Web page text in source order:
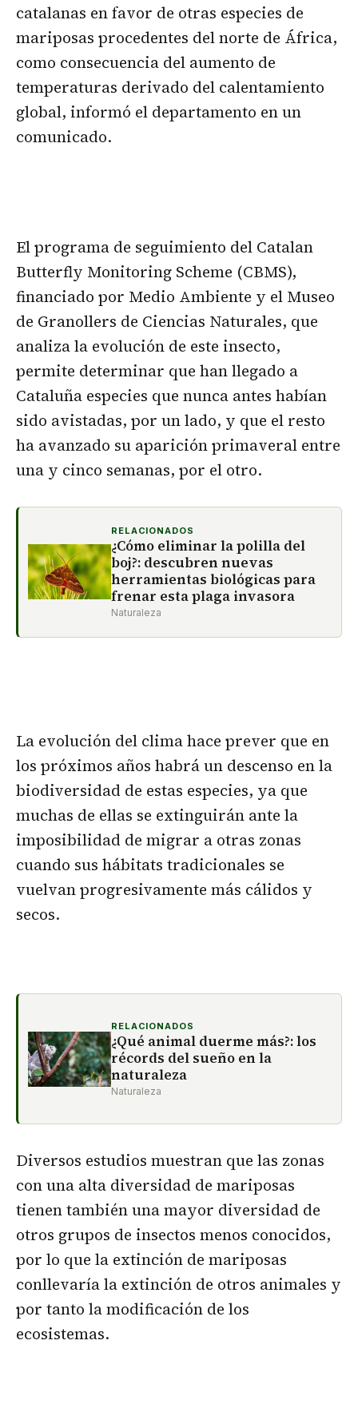
catalanas en favor de otras especies de
mariposas procedentes del norte de África,
como consecuencia del aumento de
temperaturas derivado del calentamiento
global, informó el departamento en un
comunicado.
El programa de seguimiento del Catalan
Butterfly Monitoring Scheme (CBMS),
financiado por Medio Ambiente y el Museo
de Granollers de Ciencias Naturales, que
analiza la evolución de este insecto,
permite determinar que han llegado a
Cataluña especies que nunca antes habían
sido avistadas, por un lado, y que el resto
ha avanzado su aparición primaveral entre
una y cinco semanas, por el otro.
RELACIONADOS
¿Cómo eliminar la polilla del
boj?: descubren nuevas
herramientas biológicas para
frenar esta plaga invasora
Naturaleza
La evolución del clima hace prever que en
los próximos años habrá un descenso en la
biodiversidad de estas especies, ya que
muchas de ellas se extinguirán ante la
imposibilidad de migrar a otras zonas
cuando sus hábitats tradicionales se
vuelvan progresivamente más cálidos y
secos.
RELACIONADOS
¿Qué animal duerme más?: los
récords del sueño en la
naturaleza
Naturaleza
Diversos estudios muestran que las zonas
con una alta diversidad de mariposas
tienen también una mayor diversidad de
otros grupos de insectos menos conocidos,
por lo que la extinción de mariposas
conllevaría la extinción de otros animales y
por tanto la modificación de los
ecosistemas.